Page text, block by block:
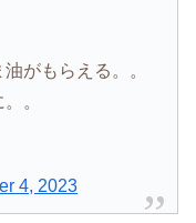
がもらえる。。
。
4, 2023